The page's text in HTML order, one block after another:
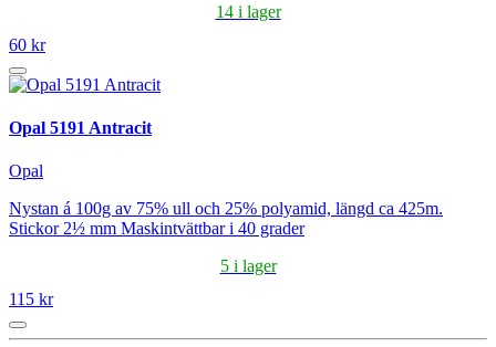
14 i lager
60 kr
Opal 5191 Antracit
Opal
Nystan á 100g av 75% ull och 25% polyamid, längd ca 425m.
Stickor 2½ mm Maskintvättbar i 40 grader
5 i lager
115 kr